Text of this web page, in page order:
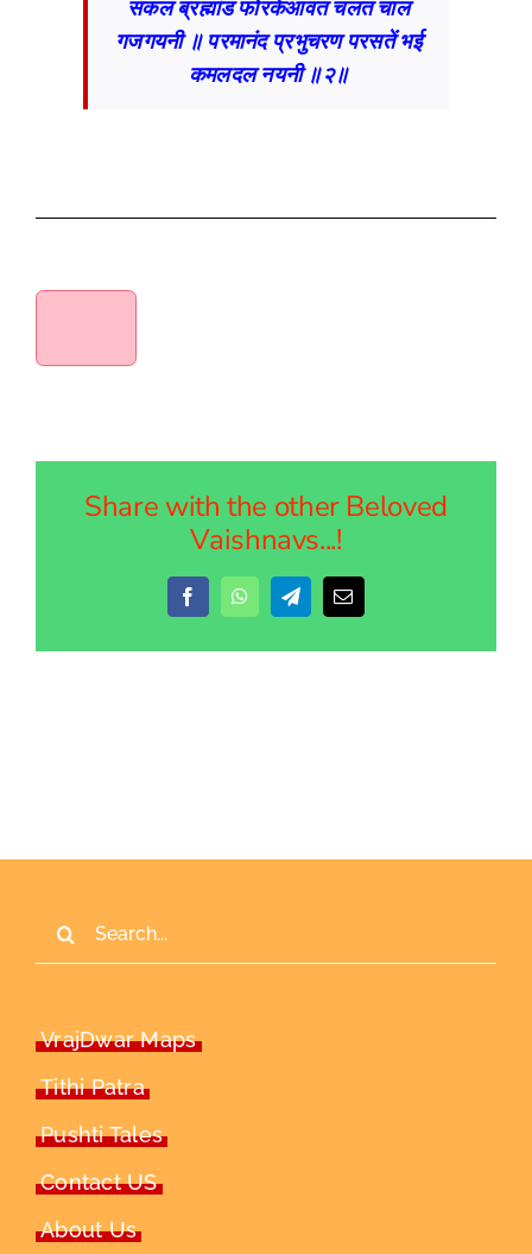
सकल ब्रह्मांड फोरकेआवत चलत चाल
गजगयनी ॥ परमानंद प्रभुचरण परसतें भई
कमलदल नयनी ॥२॥
Share with the other Beloved
Vaishnavs...!
FacebookWhatsAppTelegramEmail
VrajDwar Maps
Tithi Patra
Pushti Tales
Contact US
About Us